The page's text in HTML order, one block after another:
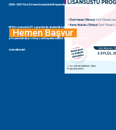
2026–2027 Güz Dönemi Lisansüstü Başvuruları Devam Ediyor!
KHAS Lisansüstü Programları ile akademik kariyerinize
yön vermek de profesyonel hayatınızda bir adım öne çıkmak da
sizin elinizde!
Hemen Başvur